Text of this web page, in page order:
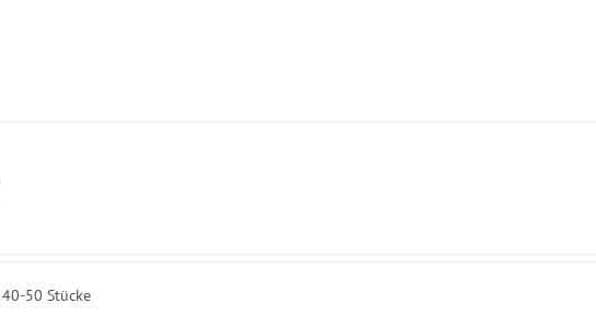
50 Stücke